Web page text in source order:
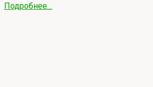
Подробнее…